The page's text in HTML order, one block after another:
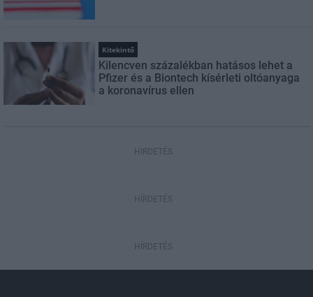
Kitekintő
Kilencven százalékban hatásos lehet a
Pfizer és a Biontech kísérleti oltóanyaga
a koronavírus ellen
HIRDETÉS
HÍRDETÉS
HÍRDETÉS